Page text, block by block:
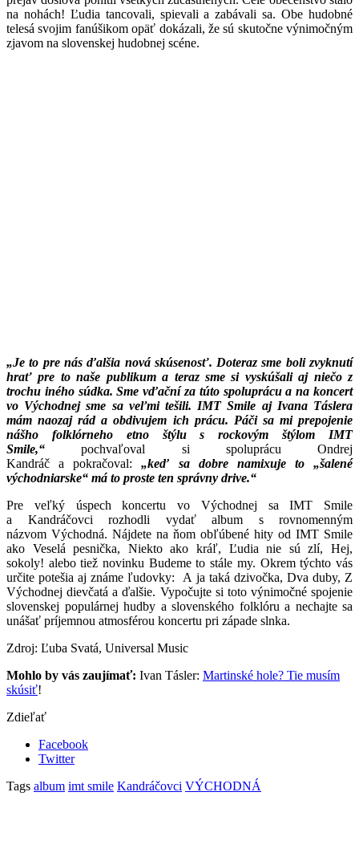
na nohách! Ľudia tancovali, spievali a zabávali sa. Obe hudobné
telesá svojim fanúšikom opäť dokázali, že sú skutočne výnimočným
zjavom na slovenskej hudobnej scéne.
„Je to pre nás ďalšia nová skúsenosť. Doteraz sme boli zvyknutí
hrať pre to naše publikum a teraz sme si vyskúšali aj niečo z
trochu iného súdka. Sme vďační za túto spoluprácu a na koncert
vo Východnej sme sa veľmi tešili. IMT Smile aj Ivana Táslera
mám naozaj rád a obdivujem ich prácu. Páči sa mi prepojenie
nášho folklórneho etno štýlu s rockovým štýlom IMT
Smile,“ pochvaľoval si spoluprácu Ondrej
Kandráč a pokračoval:„keď sa dobre namixuje to „šalené
východniarske“ má to proste ten správny drive.“
Pre veľký úspech koncertu vo Východnej sa IMT Smile
a Kandráčovci rozhodli vydať album s rovnomenným
názvom Východná. Nájdete na ňom obľúbené hity od IMT Smile
ako Veselá pesnička, Niekto ako kráľ, Ľudia nie sú zlí, Hej,
sokoly! alebo tiež novinku Budeme to stále my. Okrem týchto vás
určite potešia aj známe ľudovky: A ja taká dzivočka, Dva duby, Z
Východnej dievčatá a ďalšie. Vypočujte si toto výnimočné spojenie
slovenskej populárnej hudby a slovenského folklóru a nechajte sa
unášať príjemnou atmosférou koncertu pri západe slnka.
Zdroj: Ľuba Svatá, Universal Music
Mohlo by vás zaujímať: Ivan Tásler: Martinské hole? Tie musím
skúsiť!
Zdieľať
Facebook
Twitter
Tags album imt smile Kandráčovci VÝCHODNÁ